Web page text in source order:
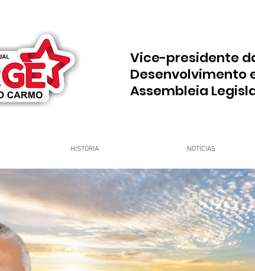
Vice-presidente
Desenvolvimento
Assembleia
HISTÓRIA NOTÍCIAS